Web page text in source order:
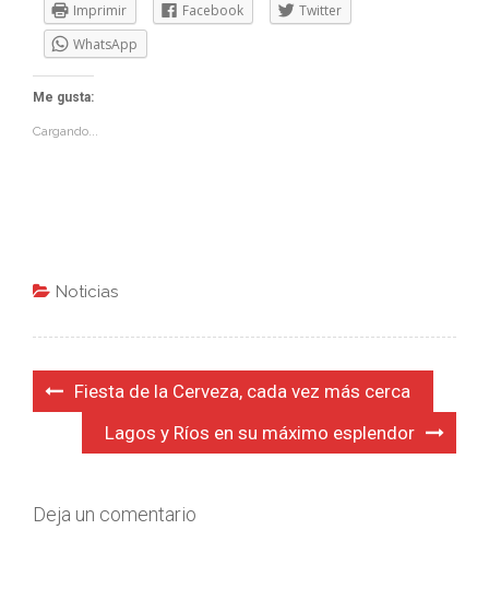
Imprimir Facebook
Twitter
WhatsApp
Me gusta:
Cargando...
Noticias
Navegación
de
entradas
Fiesta de la Cerveza, cada vez más cerca
Lagos y Ríos en su máximo esplendor
Deja un comentario